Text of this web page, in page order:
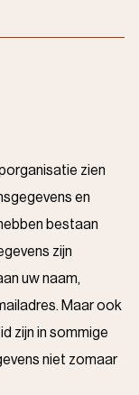
zien
en
bestaan
zijn
uw naam,
Maar ook
zijn in sommige
niet zomaar